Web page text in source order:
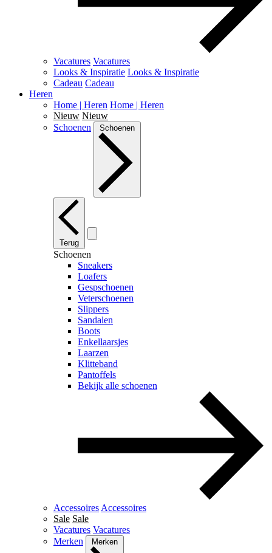
Vacatures Vacatures
Looks & Inspiratie Looks & Inspiratie
Cadeau Cadeau
Heren
Home | Heren Home | Heren
Nieuw Nieuw
Schoenen
Schoenen
Terug
Schoenen
Sneakers
Loafers
Gespschoenen
Veterschoenen
Slippers
Sandalen
Boots
Enkellaarsjes
Laarzen
Klitteband
Pantoffels
Bekijk alle schoenen
Accessoires Accessoires
Sale Sale
Vacatures Vacatures
Merken
Merken